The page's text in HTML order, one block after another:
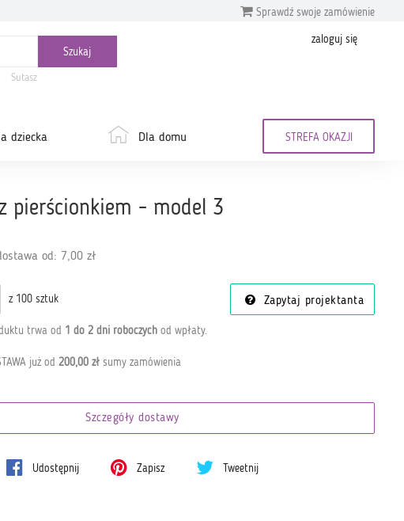
Sprawdź swoje zamówienie
Sutasz
zaloguj się
dziecka Dla domu STREFA OKAZJI
pierścionkiem - model 3
od: 7,00 zł
z 100 sztuk Zapytaj projektanta
trwa od 1 do 2 dni roboczychod wpłaty.
już od 200,00 złsumy zamówienia
Szczegóły dostawy
Udostępnij Zapisz Tweetnij